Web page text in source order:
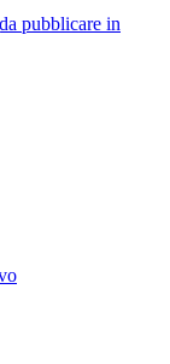
pubblicare in